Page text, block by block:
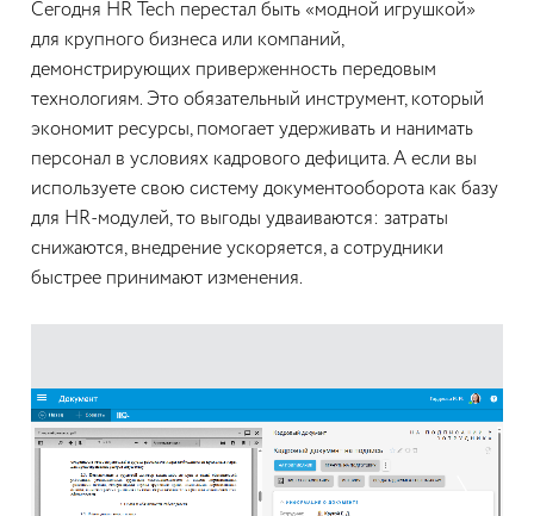
Сегодня HR Tech перестал быть «модной игрушкой»
для крупного бизнеса или компаний,
демонстрирующих приверженность передовым
технологиям. Это обязательный инструмент, который
экономит ресурсы, помогает удерживать и нанимать
персонал в условиях кадрового дефицита. А если вы
используете свою систему документооборота как базу
для HR-модулей, то выгоды удваиваются: затраты
снижаются, внедрение ускоряется, а сотрудники
быстрее принимают изменения.